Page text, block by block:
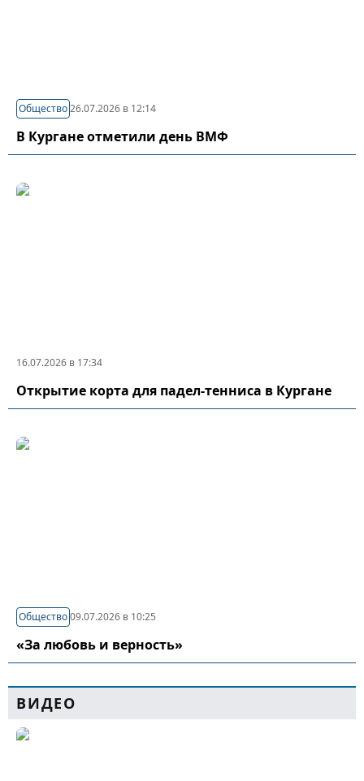
Общество26.07.2026 в 12:14
В Кургане отметили день ВМФ
16.07.2026 в 17:34
Открытие корта для падел-тенниса в Кургане
Общество09.07.2026 в 10:25
«За любовь и верность»
ВИДЕО